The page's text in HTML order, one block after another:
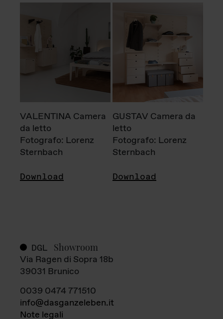
VALENTINA Camera
da letto
Fotografo: Lorenz
Sternbach
Download
GUSTAV Camera da
letto
Fotografo: Lorenz
Sternbach
Download
DGL Showroom
Via Ragen di Sopra 18b
39031 Brunico
0039 0474 771510
info@dasganzeleben.it
Note legali